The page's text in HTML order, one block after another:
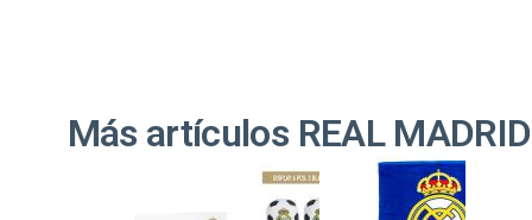
Más artículos REAL MADRID